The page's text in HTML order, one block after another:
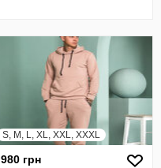
S, M, L, XL, XXL, XXXL
980 грн